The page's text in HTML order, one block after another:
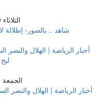
الثلاثاء 09 يناير 2024 06:47 مساءً
شاهد .. بالصور-
الجمعة 22 ديسمبر 2023 04:58 صباحاً
أخبار الرياضة | الهلال والنصر